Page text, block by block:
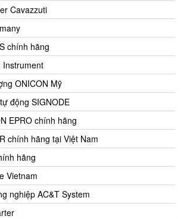
Cavazzuti
chính hãng
Instrument
ONICON Mỹ
động SIGNODE
EPRO chính hãng
chính hãng tại Việt Nam
hãng
Vietnam
nghiệp AC&T System